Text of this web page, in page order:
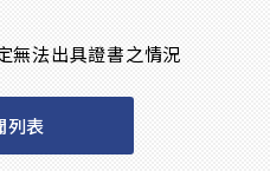
定無法出具證書之情況
列表